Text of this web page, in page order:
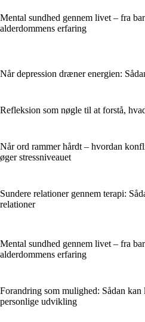
Mental sundhed gennem livet – fra
alderdommens erfaring
Når depression dræner energien:
Refleksion som nøgle til at forstå,
Når ord rammer hårdt – hvordan
øger stressniveauet
Sundere relationer gennem terapi:
relationer
Mental sundhed gennem livet – fra
alderdommens erfaring
Forandring som mulighed: Sådan
personlige udvikling